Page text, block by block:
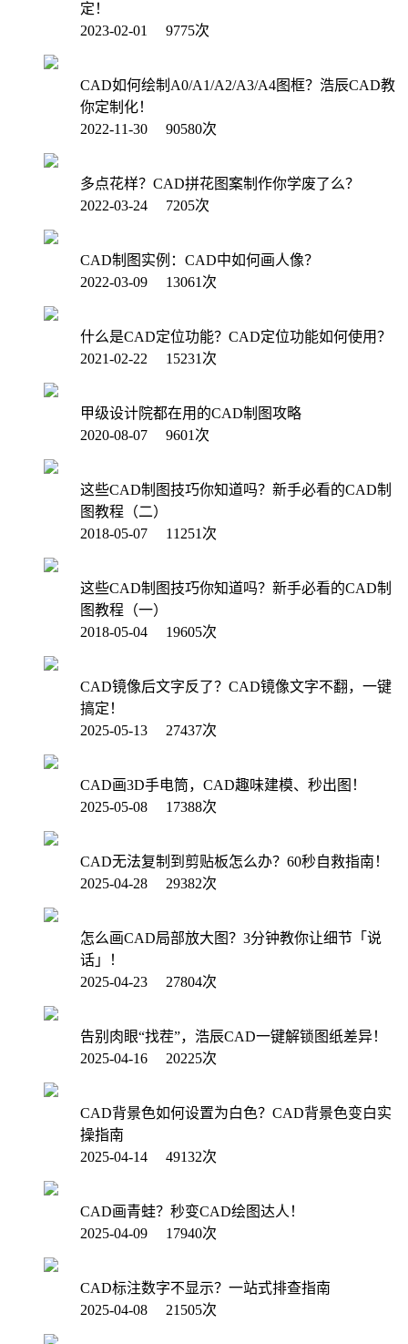
定！
2023-02-01 9775次
CAD如何绘制A0/A1/A2/A3/A4图框？浩辰CAD教
你定制化！
2022-11-30 90580次
多点花样？CAD拼花图案制作你学废了么？
2022-03-24 7205次
CAD制图实例：CAD中如何画人像？
2022-03-09 13061次
什么是CAD定位功能？CAD定位功能如何使用？
2021-02-22 15231次
甲级设计院都在用的CAD制图攻略
2020-08-07 9601次
这些CAD制图技巧你知道吗？新手必看的CAD制
图教程（二）
2018-05-07 11251次
这些CAD制图技巧你知道吗？新手必看的CAD制
图教程（一）
2018-05-04 19605次
CAD镜像后文字反了？CAD镜像文字不翻，一键
搞定！
2025-05-13 27437次
CAD画3D手电筒，CAD趣味建模、秒出图！
2025-05-08 17388次
CAD无法复制到剪贴板怎么办？60秒自救指南！
2025-04-28 29382次
怎么画CAD局部放大图？3分钟教你让细节「说
话」！
2025-04-23 27804次
告别肉眼“找茬”，浩辰CAD一键解锁图纸差异！
2025-04-16 20225次
CAD背景色如何设置为白色？CAD背景色变白实
操指南
2025-04-14 49132次
CAD画青蛙？秒变CAD绘图达人！
2025-04-09 17940次
CAD标注数字不显示？一站式排查指南
2025-04-08 21505次